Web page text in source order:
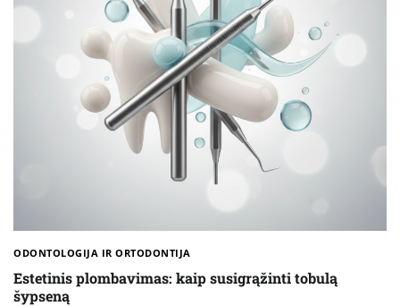
ODONTOLOGIJA IR ORTODONTIJA
Estetinis plombavimas: kaip susigrąžinti tobulą
šypseną